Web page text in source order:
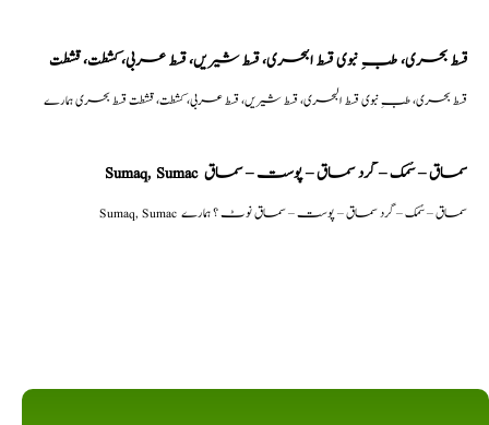
قسط بحری، طبِ نبوی قسط البحری، قسط شیریں، قسط عربی، كشطت، قشطت
قسط بحری، طبِ نبوی قسط البحری، قسط شیریں، قسط عربی، كشطت، قشطت قسط بحری ہمارے
Sumaq, Sumac سماق – سُمک – گرد سماق – پوست – سماق
Sumaq, Sumac سماق – سُمک – گرد سماق – پوست – سماق نوٹ ؟ ہمارے